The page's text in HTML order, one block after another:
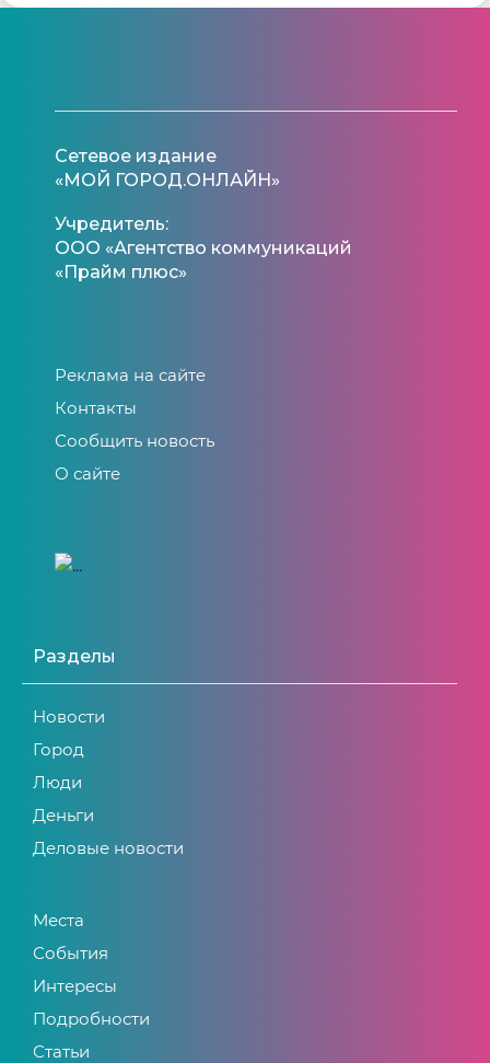
Сетевое издание
«МОЙ ГОРОД.ОНЛАЙН»
Учредитель:
ООО «Агентство коммуникаций
«Прайм плюс»
Реклама на сайте
Контакты
Сообщить новость
О сайте
Разделы
Новости
Город
Люди
Деньги
Деловые новости
Места
События
Интересы
Подробности
Статьи